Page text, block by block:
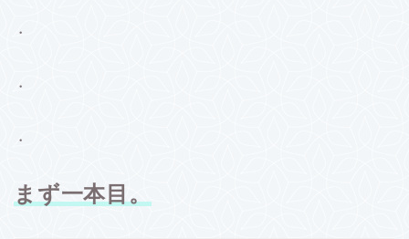
・
・
・
まず一本目。